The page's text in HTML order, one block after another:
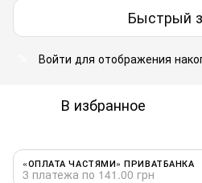
Быстрый
Войти для отображения
В избранное
«ОПЛАТА ЧАСТЯМИ» ПРИВАТБАНКА
3 платежа по 141.00 грн